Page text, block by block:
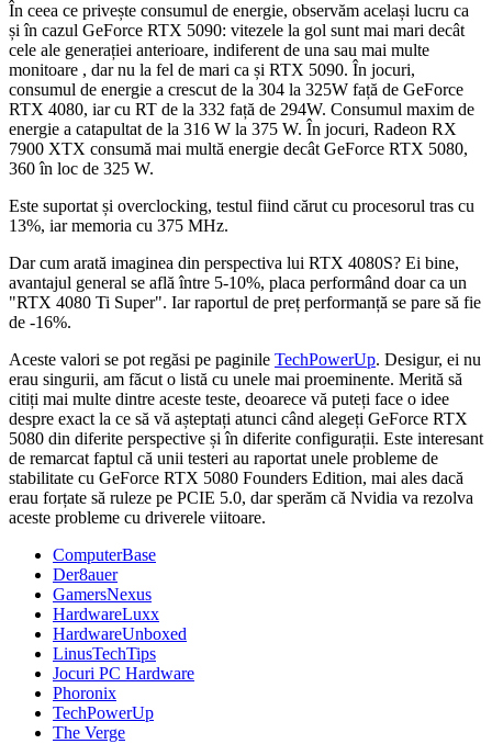
În ceea ce privește consumul de energie, observăm același lucru ca
și în cazul GeForce RTX 5090: vitezele la gol sunt mai mari decât
cele ale generației anterioare, indiferent de una sau mai multe
monitoare , dar nu la fel de mari ca și RTX 5090. În jocuri,
consumul de energie a crescut de la 304 la 325W față de GeForce
RTX 4080, iar cu RT de la 332 față de 294W. Consumul maxim de
energie a catapultat de la 316 W la 375 W. În jocuri, Radeon RX
7900 XTX consumă mai multă energie decât GeForce RTX 5080,
360 în loc de 325 W.
Este suportat și overclocking, testul fiind cărut cu procesorul tras cu
13%, iar memoria cu 375 MHz.
Dar cum arată imaginea din perspectiva lui RTX 4080S? Ei bine,
avantajul general se află între 5-10%, placa performând doar ca un
"RTX 4080 Ti Super". Iar raportul de preț performanță se pare să fie
de -16%.
Aceste valori se pot regăsi pe paginile TechPowerUp. Desigur, ei nu
erau singurii, am făcut o listă cu unele mai proeminente. Merită să
citiți mai multe dintre aceste teste, deoarece vă puteți face o idee
despre exact la ce să vă așteptați atunci când alegeți GeForce RTX
5080 din diferite perspective și în diferite configurații. Este interesant
de remarcat faptul că unii testeri au raportat unele probleme de
stabilitate cu GeForce RTX 5080 Founders Edition, mai ales dacă
erau forțate să ruleze pe PCIE 5.0, dar sperăm că Nvidia va rezolva
aceste probleme cu driverele viitoare.
ComputerBase
Der8auer
GamersNexus
HardwareLuxx
HardwareUnboxed
LinusTechTips
Jocuri PC Hardware
Phoronix
TechPowerUp
The Verge